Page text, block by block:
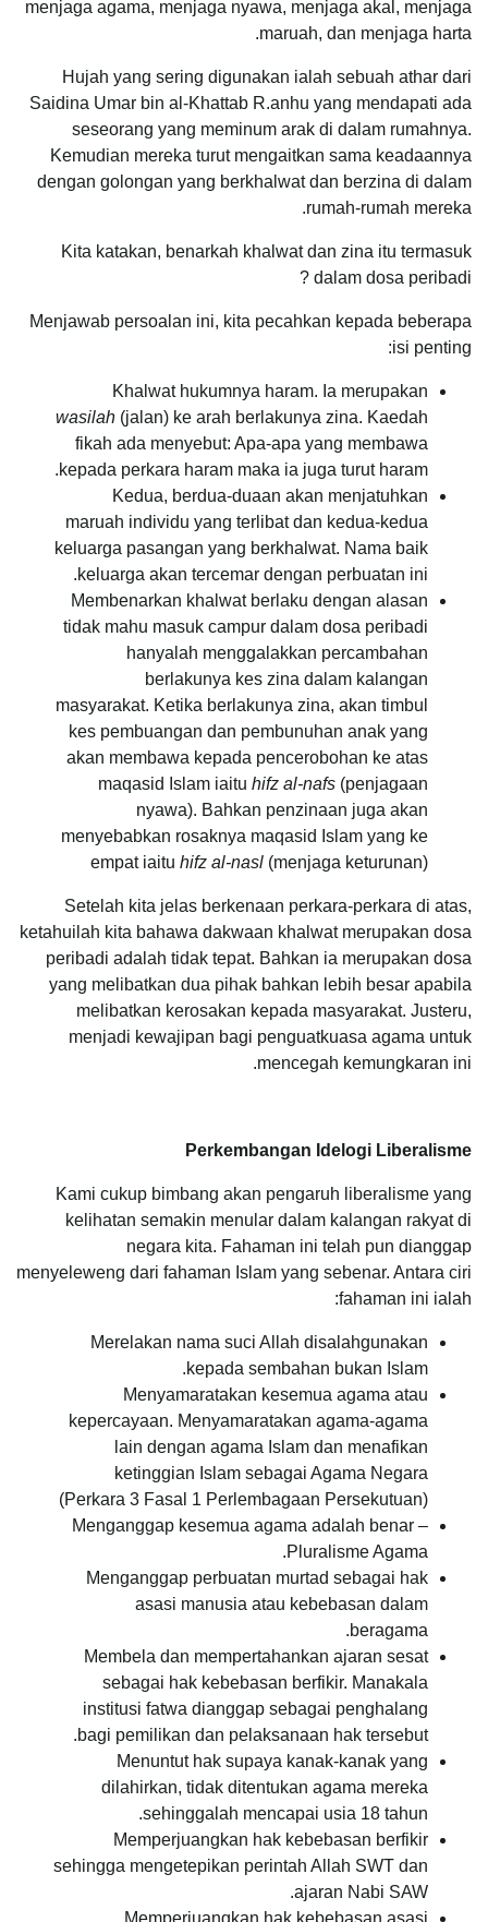
menjaga agama, menjaga nyawa, menjaga akal, menjaga
maruah, dan menjaga harta.
Hujah yang sering digunakan ialah sebuah athar dari
Saidina Umar bin al-Khattab R.anhu yang mendapati ada
seseorang yang meminum arak di dalam rumahnya.
Kemudian mereka turut mengaitkan sama keadaannya
dengan golongan yang berkhalwat dan berzina di dalam
rumah-rumah mereka.
Kita katakan, benarkah khalwat dan zina itu termasuk
dalam dosa peribadi ?
Menjawab persoalan ini, kita pecahkan kepada beberapa
isi penting:
Khalwat hukumnya haram. Ia merupakan
wasilah (jalan) ke arah berlakunya zina. Kaedah
fikah ada menyebut: Apa-apa yang membawa
kepada perkara haram maka ia juga turut haram.
Kedua, berdua-duaan akan menjatuhkan
maruah individu yang terlibat dan kedua-kedua
keluarga pasangan yang berkhalwat. Nama baik
keluarga akan tercemar dengan perbuatan ini.
Membenarkan khalwat berlaku dengan alasan
tidak mahu masuk campur dalam dosa peribadi
hanyalah menggalakkan percambahan
berlakunya kes zina dalam kalangan
masyarakat. Ketika berlakunya zina, akan timbul
kes pembuangan dan pembunuhan anak yang
akan membawa kepada pencerobohan ke atas
maqasid Islam iaitu hifz al-nafs (penjagaan
nyawa). Bahkan penzinaan juga akan
menyebabkan rosaknya maqasid Islam yang ke
empat iaitu hifz al-nasl (menjaga keturunan)
Setelah kita jelas berkenaan perkara-perkara di atas,
ketahuilah kita bahawa dakwaan khalwat merupakan dosa
peribadi adalah tidak tepat. Bahkan ia merupakan dosa
yang melibatkan dua pihak bahkan lebih besar apabila
melibatkan kerosakan kepada masyarakat. Justeru,
menjadi kewajipan bagi penguatkuasa agama untuk
mencegah kemungkaran ini.
Perkembangan Idelogi Liberalisme
Kami cukup bimbang akan pengaruh liberalisme yang
kelihatan semakin menular dalam kalangan rakyat di
negara kita. Fahaman ini telah pun dianggap
menyeleweng dari fahaman Islam yang sebenar. Antara ciri
fahaman ini ialah:
Merelakan nama suci Allah disalahgunakan
kepada sembahan bukan Islam.
Menyamaratakan kesemua agama atau
kepercayaan. Menyamaratakan agama-agama
lain dengan agama Islam dan menafikan
ketinggian Islam sebagai Agama Negara
(Perkara 3 Fasal 1 Perlembagaan Persekutuan)
Menganggap kesemua agama adalah benar –
Pluralisme Agama.
Menganggap perbuatan murtad sebagai hak
asasi manusia atau kebebasan dalam
beragama.
Membela dan mempertahankan ajaran sesat
sebagai hak kebebasan berfikir. Manakala
institusi fatwa dianggap sebagai penghalang
bagi pemilikan dan pelaksanaan hak tersebut.
Menuntut hak supaya kanak-kanak yang
dilahirkan, tidak ditentukan agama mereka
sehinggalah mencapai usia 18 tahun.
Memperjuangkan hak kebebasan berfikir
sehingga mengetepikan perintah Allah SWT dan
ajaran Nabi SAW.
Memperjuangkan hak kebebasan asasi